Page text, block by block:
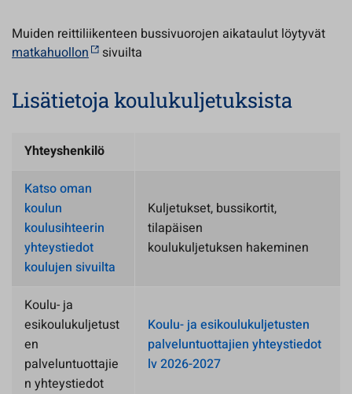
Muiden reittiliikenteen bussivuorojen aikataulut löytyvät
matkahuollon
sivuilta
Lisätietoja koulukuljetuksista
Yhteyshenkilö
Katso oman
koulun
koulusihteerin
yhteystiedot
koulujen sivuilta
Kuljetukset, bussikortit,
tilapäisen
koulukuljetuksen hakeminen
Koulu- ja
esikoulukuljetust
en
palveluntuottajie
n yhteystiedot
Koulu- ja esikoulukuljetusten
palveluntuottajien yhteystiedot
lv 2026-2027